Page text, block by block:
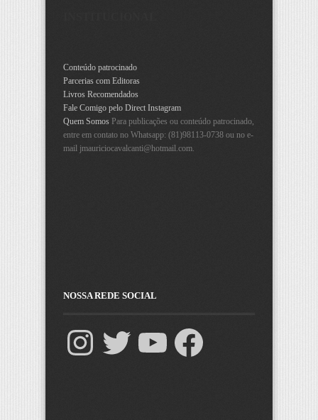
Conteúdo patrocinado
Parcerias com Editoras
Livros Recomendados
Fale Comigo pelo Direct Instagram
Quem Somos Para publicações ou conteúdo patrocinado,
entre em contato no Whatsapp: (81)98113-0738 ou no e-
mail jmauriciocavalcanti@hotmail.com.
NOSSA REDE SOCIAL